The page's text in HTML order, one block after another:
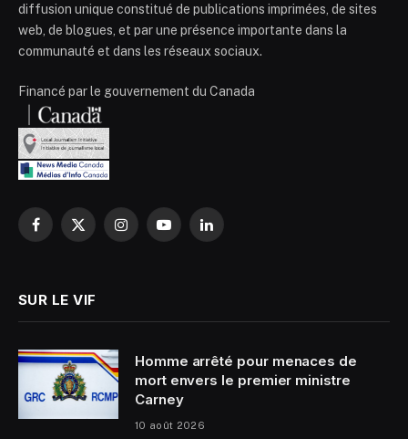
diffusion unique constitué de publications imprimées, de sites
web, de blogues, et par une présence importante dans la
communauté et dans les réseaux sociaux.
Financé par le gouvernement du Canada
Facebook
X
InstagramYouTubeLinkedIn
SUR LE VIF
Homme arrêté pour menaces de
mort envers le premier ministre
Carney
10 août 2026